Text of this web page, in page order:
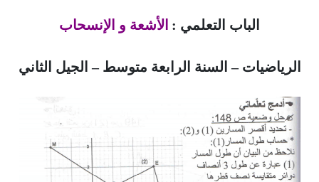
الباب التعلمي : الأشعة و الإنسحاب
الرياضيات – السنة الرابعة متوسط – الجيل الثاني